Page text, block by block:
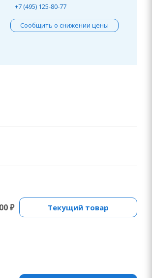
+7 (495) 125-80-77
Сообщить о снижении цены
₽ Текущий товар